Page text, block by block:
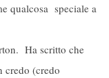
qualcosa speciale a
Ha scritto che
credo (credo